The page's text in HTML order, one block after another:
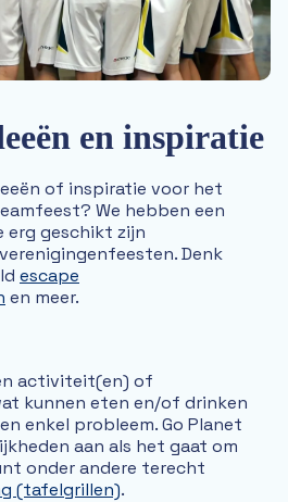
en inspiratie
of inspiratie voor het
We hebben een
geschikt zijn
Denk
escape
en meer.
activiteit(en) of
kunnen eten en/of drinken
enkel probleem. Go Planet
aan als het gaat om
onder andere terecht
(tafelgrillen).